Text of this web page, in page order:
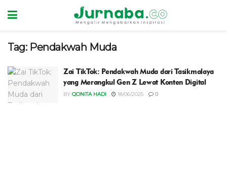
Tag: Pendakwah Muda
Zai TikTok: Pendakwah Muda dari Tasikmalaya
yang Merangkul Gen Z Lewat Konten Digital
BY QONITA HADI 18/06/2025 0